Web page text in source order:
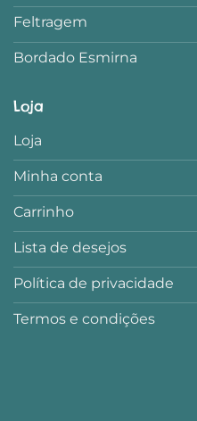
Feltragem
Bordado Esmirna
Loja
Loja
Minha conta
Carrinho
Lista de desejos
Política de privacidade
Termos e condições